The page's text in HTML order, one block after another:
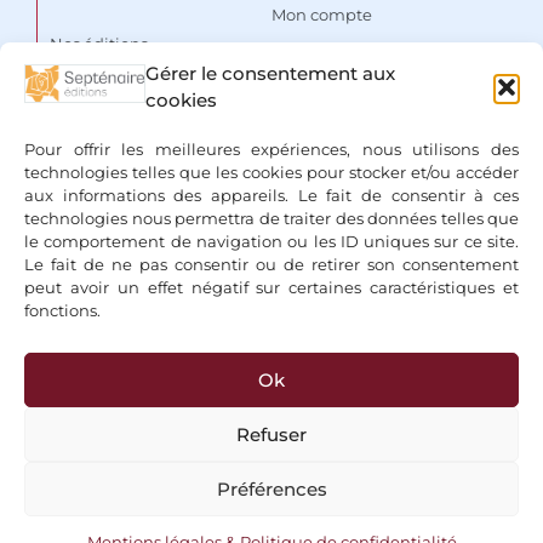
Gérer le consentement aux
cookies
Pour offrir les meilleures expériences, nous utilisons des
technologies telles que les cookies pour stocker et/ou accéder
aux informations des appareils. Le fait de consentir à ces
technologies nous permettra de traiter des données telles que
le comportement de navigation ou les ID uniques sur ce site.
Le fait de ne pas consentir ou de retirer son consentement
peut avoir un effet négatif sur certaines caractéristiques et
fonctions.
Ok
Refuser
Préférences
– en y ajoutant de nombreuses
inconnu, de 1599.
Triade singulière : L’anonyme
manuscrit de la Clef des Douze Clefs,
simultanément en deux langues – en
Français et en Allemand face à face,
uni à l’édition originale des Douze
Clefs avec toutes ses planches, et à
l’Énigme de la Pierre, de 1599. Ce
volume remarquable est complété
notes approfondies, pour tous les
intéressés de l’antique tradition
Nos éditions
Auteurs
Espace libraires
Nous contacter
Mon compte
Conditions Générales de
Vente
Mentions légales & Politique
de confidentialité
+ Bancontact, Klarna, Paypal
Copyright 2026 © Editions du Septénaire, tous droits réservés